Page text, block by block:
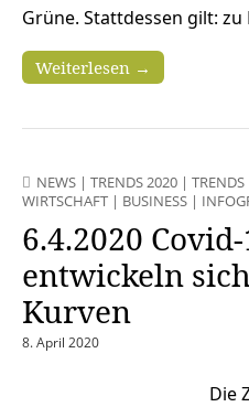
Grüne. Stattdessen gilt:
Weiterlesen →
NEWS | TRENDS 2020 | TRENDS
WIRTSCHAFT | BUSINESS |
6.4.2020
entwickeln
Kurven
8. April 2020
Die